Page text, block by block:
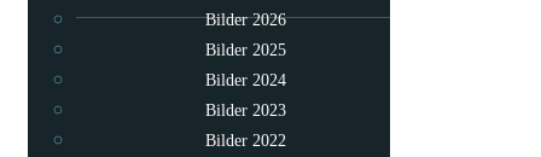
Bilder 2026
Bilder 2025
Bilder 2024
Bilder 2023
Bilder 2022